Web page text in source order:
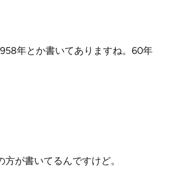
年とか書いてありますね。60年
が書いてるんですけど。